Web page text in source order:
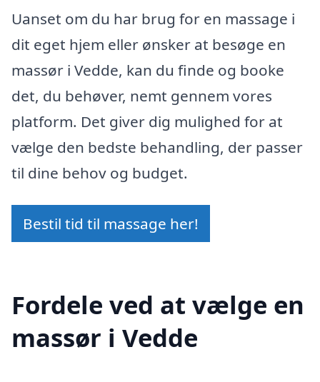
Uanset om du har brug for en massage i
dit eget hjem eller ønsker at besøge en
massør i Vedde, kan du finde og booke
det, du behøver, nemt gennem vores
platform. Det giver dig mulighed for at
vælge den bedste behandling, der passer
til dine behov og budget.
Bestil tid til massage her!
Fordele ved at vælge en
massør i Vedde